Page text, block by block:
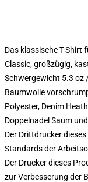
Das klassische T-Shirt
Classic, großzügig,
Schwergewicht 5.3 oz
Baumwolle
Polyester, Denim
Doppelnadel Saum
Der Drittdrucker
Standards der
Der Drucker dieses
zur Verbesserung der